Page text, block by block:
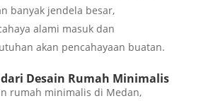
banyak jendela besar,
alami masuk dan
akan pencahayaan buatan.
Desain Rumah Minimalis
rumah minimalis di Medan,